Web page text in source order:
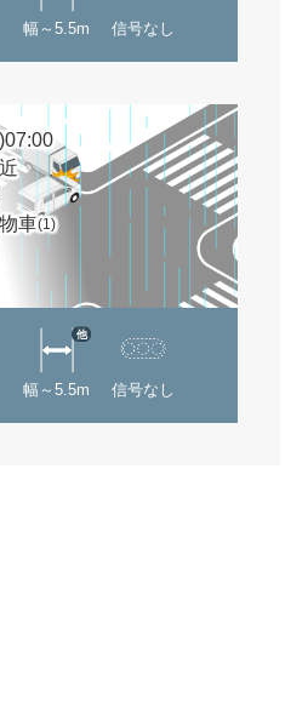
幅～5.5m 信号なし
車(1)
幅～5.5m
他
信号なし